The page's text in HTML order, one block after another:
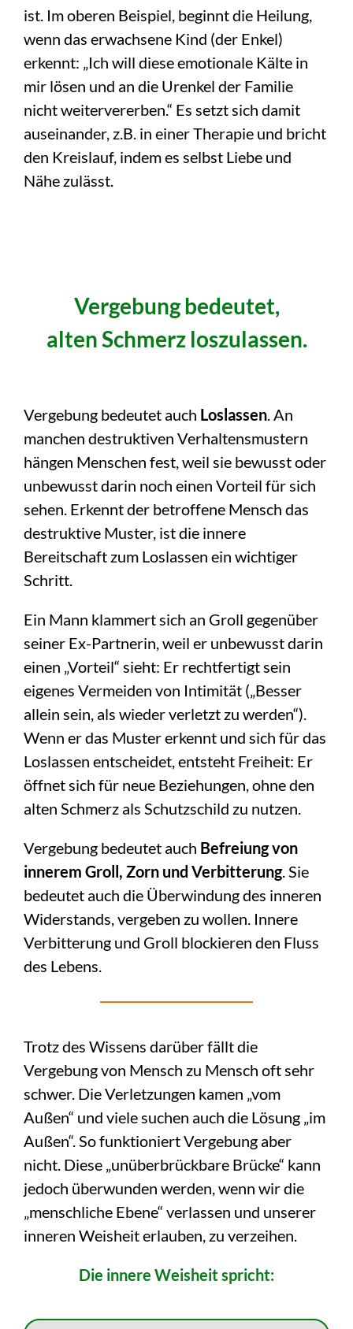
ist. Im oberen Beispiel, beginnt die Heilung,
wenn das erwachsene Kind (der Enkel)
erkennt: „Ich will diese emotionale Kälte in
mir lösen und an die Urenkel der Familie
nicht weitervererben.“ Es setzt sich damit
auseinander, z.B. in einer Therapie und bricht
den Kreislauf, indem es selbst Liebe und
Nähe zulässt.
Vergebung bedeutet,
alten Schmerz loszulassen.
Vergebung bedeutet auch Loslassen. An
manchen destruktiven Verhaltensmustern
hängen Menschen fest, weil sie bewusst oder
unbewusst darin noch einen Vorteil für sich
sehen. Erkennt der betroffene Mensch das
destruktive Muster, ist die innere
Bereitschaft zum Loslassen ein wichtiger
Schritt.
Ein Mann klammert sich an Groll gegenüber
seiner Ex-Partnerin, weil er unbewusst darin
einen „Vorteil“ sieht: Er rechtfertigt sein
eigenes Vermeiden von Intimität („Besser
allein sein, als wieder verletzt zu werden“).
Wenn er das Muster erkennt und sich für das
Loslassen entscheidet, entsteht Freiheit: Er
öffnet sich für neue Beziehungen, ohne den
alten Schmerz als Schutzschild zu nutzen.
Vergebung bedeutet auch Befreiung von
innerem Groll, Zorn und Verbitterung. Sie
bedeutet auch die Überwindung des inneren
Widerstands, vergeben zu wollen. Innere
Verbitterung und Groll blockieren den Fluss
des Lebens.
Trotz des Wissens darüber fällt die
Vergebung von Mensch zu Mensch oft sehr
schwer. Die Verletzungen kamen „vom
Außen“ und viele suchen auch die Lösung „im
Außen“. So funktioniert Vergebung aber
nicht. Diese „unüberbrückbare Brücke“ kann
jedoch überwunden werden, wenn wir die
„menschliche Ebene“ verlassen und unserer
inneren Weisheit erlauben, zu verzeihen.
Die innere Weisheit spricht: